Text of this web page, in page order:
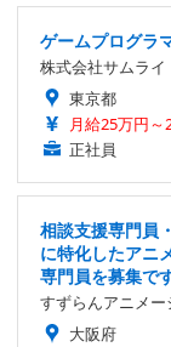
ゲームプログラ
株式会社サムライ
東京都
月給25万円～
正社員
相談支援専門員
に特化したアニ
専門員を募集で
すずらんアニメ
大阪府